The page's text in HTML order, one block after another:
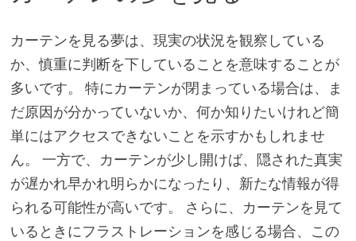
カーテンを見る夢は、現実の状況を観察している
か、慎重に判断を下していることを意味することが
多いです。 特にカーテンが閉まっている場合は、ま
だ原因が分かっていないか、何か知りたいけれど簡
単にはアクセスできないことを示すかもしれませ
ん。 一方で、カーテンが少し開けば、隠された真実
が遅かれ早かれ明らかになったり、新たな情報が得
られる可能性が高いです。 さらに、カーテンを見て
いるときにフラストレーションを感じる場合、この